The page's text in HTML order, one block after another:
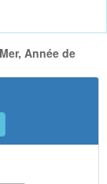
Année de